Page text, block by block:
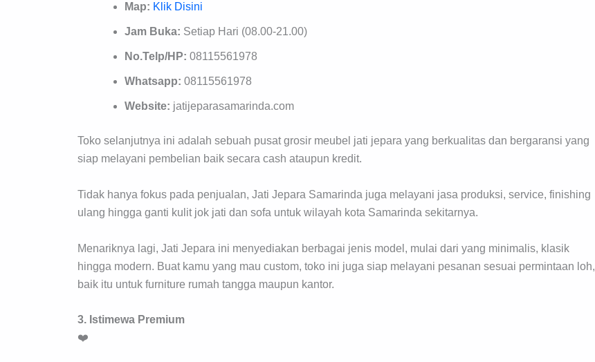
Map: Klik Disini
Jam Buka: Setiap Hari (08.00-21.00)
No.Telp/HP: 08115561978
Whatsapp: 08115561978
Website: jatijeparasamarinda.com
Toko selanjutnya ini adalah sebuah pusat grosir meubel jati jepara yang berkualitas dan bergaransi yang
siap melayani pembelian baik secara cash ataupun kredit.
Tidak hanya fokus pada penjualan, Jati Jepara Samarinda juga melayani jasa produksi, service, finishing
ulang hingga ganti kulit jok jati dan sofa untuk wilayah kota Samarinda sekitarnya.
Menariknya lagi, Jati Jepara ini menyediakan berbagai jenis model, mulai dari yang minimalis, klasik
hingga modern. Buat kamu yang mau custom, toko ini juga siap melayani pesanan sesuai permintaan loh,
baik itu untuk furniture rumah tangga maupun kantor.
3. Istimewa Premium
❤️